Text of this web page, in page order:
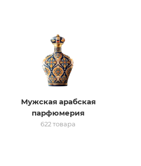
сертификат
Мужская арабская
парфюмерия
622 товара